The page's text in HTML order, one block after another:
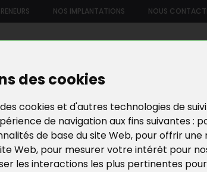
des cookies
cookies et d'autres technologies de
de navigation aux fins suivantes :
de base du site Web, pour offrir une
Web, pour mesurer votre intérêt pour
les interactions les plus pertinentes
NOS IMPLANTATIONS NOUS